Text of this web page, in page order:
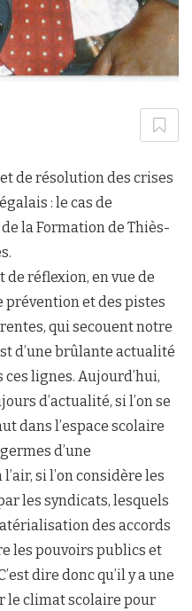
de résolution des crises
: le cas de
la Formation de Thiès-
de réflexion, en vue de
prévention et des pistes
qui secouent notre
d’une brûlante actualité
lignes. Aujourd’hui,
d’actualité, si l’on se
dans l’espace scolaire
d’une
si l’on considère les
les syndicats, lesquels
des accords
les pouvoirs publics et
dire donc qu’il y a une
le climat scolaire pour